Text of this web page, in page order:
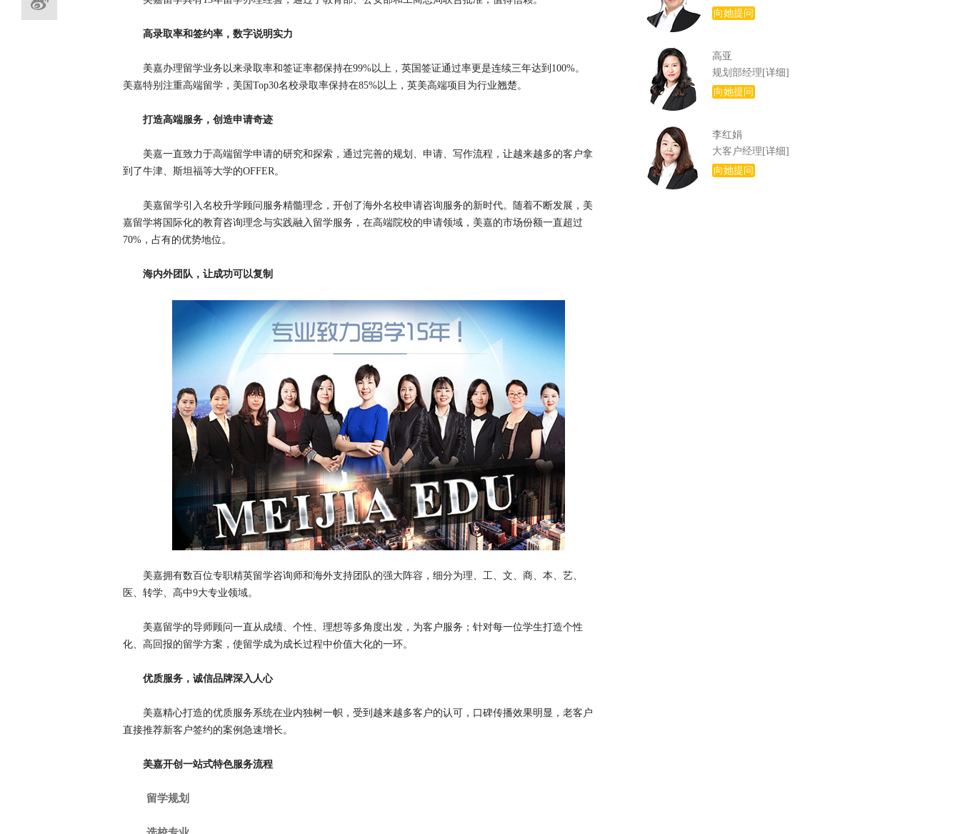
高录取率和签约率，数字说明实力
美嘉办理留学业务以来录取率和签证率都保持在99%以上，英国签证通过率更是连续三年达到100%。
美嘉特别注重高端留学，美国Top30名校录取率保持在85%以上，英美高端项目为行业翘楚。
打造高端服务，创造申请奇迹
美嘉一直致力于高端留学申请的研究和探索，通过完善的规划、申请、写作流程，让越来越多的客户拿
到了牛津、斯坦福等大学的OFFER。
美嘉留学引入名校升学顾问服务精髓理念，开创了海外名校申请咨询服务的新时代。随着不断发展，美
嘉留学将国际化的教育咨询理念与实践融入留学服务，在高端院校的申请领域，美嘉的市场份额一直超过
70%，占有的优势地位。
海内外团队，让成功可以复制
美嘉拥有数百位专职精英留学咨询师和海外支持团队的强大阵容，细分为理、工、文、商、本、艺、
医、转学、高中9大专业领域。
美嘉留学的导师顾问一直从成绩、个性、理想等多角度出发，为客户服务；针对每一位学生打造个性
化、高回报的留学方案，使留学成为成长过程中价值大化的一环。
优质服务，诚信品牌深入人心
美嘉精心打造的优质服务系统在业内独树一帜，受到越来越多客户的认可，口碑传播效果明显，老客户
直接推荐新客户签约的案例急速增长。
美嘉开创一站式特色服务流程
留学规划
向她提问
高亚
规划部经理 [详细]
向她提问
李红娟
大客户经理 [详细]
向她提问